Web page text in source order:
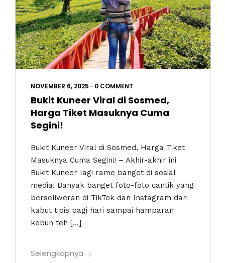
NOVEMBER 6, 2025 • 0 COMMENT
Bukit Kuneer Viral di Sosmed,
Harga Tiket Masuknya Cuma
Segini!
Bukit Kuneer Viral di Sosmed, Harga Tiket
Masuknya Cuma Segini! – Akhir-akhir ini
Bukit Kuneer lagi rame banget di sosial
media! Banyak banget foto-foto cantik yang
berseliweran di TikTok dan Instagram dari
kabut tipis pagi hari sampai hamparan
kebun teh […]
Selengkapnya